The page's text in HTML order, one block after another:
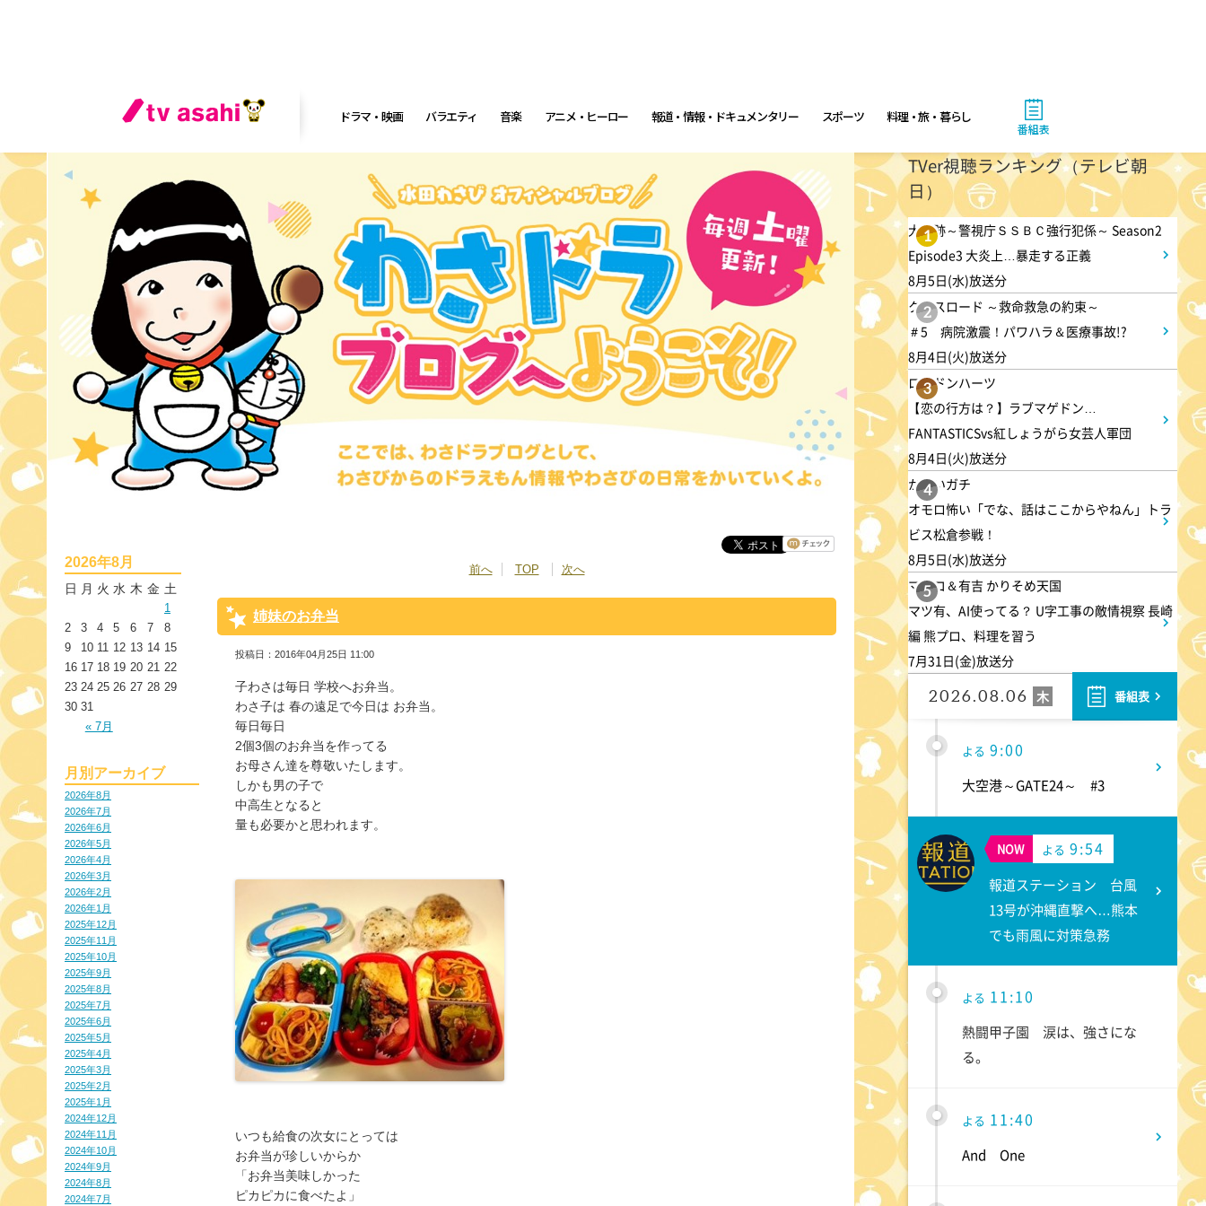
ドラマ・映画 バラエティ 音楽 アニメ・ヒーロー 報道・情報・ドキュメンタリー スポーツ 料理・旅・暮らし
番組表
2026年8月
日 月 火 水 木 金 土
1
2
3 4 5 6 7
8
9
10 11 12 13 14 15
16 17 18 19 20 21 22
23 24 25 26 27 28 29
30 31
« 7月
月別アーカイブ
2026年8月
2026年7月
2026年6月
2026年5月
2026年4月
2026年3月
2026年2月
2026年1月
2025年12月
2025年11月
2025年10月
2025年9月
2025年8月
2025年7月
2025年6月
2025年5月
2025年4月
2025年3月
2025年2月
2025年1月
2024年12月
2024年11月
2024年10月
2024年9月
2024年8月
2024年7月
前へ TOP 次へ
姉妹のお弁当
投稿日：2016年04月25日 11:00
子わさは毎日 学校へお弁当。
わさ子は 春の遠足で今日は お弁当。
毎日毎日
2個3個のお弁当を作ってる
お母さん達を尊敬いたします。
しかも男の子で
中高生となると
量も必要かと思われます。
いつも給食の次女にとっては
お弁当が珍しいからか
「お弁当美味しかった
ピカピカに食べたよ」
TVer視聴ランキング（テレビ朝
日）
1
大追跡～警視庁ＳＳＢＣ強行犯係～ Season2
Episode3 大炎上…暴走する正義
8月5日(水)放送分
2
クロスロード ～救命救急の約束～
＃5 病院激震！パワハラ＆医療事故!?
8月4日(火)放送分
3
ロンドンハーツ
【恋の行方は？】ラブマゲドン…
FANTASTICSvs紅しょうがら女芸人軍団
8月4日(火)放送分
4
かまいガチ
オモロ怖い「でな、話はここからやねん」トラ
ビス松倉参戦！
8月5日(水)放送分
5
マツコ＆有吉 かりそめ天国
マツ有、AI使ってる？ U字工事の敵情視察 長崎
編 熊プロ、料理を習う
7月31日(金)放送分
2026.08.06 木 番組表
ANNニュース
午後 1:55
大空港～GATE24～ #2
午後 2:53
科捜研の女11 #10
午後 3:50
相棒20 #5
午後 4:48
スーパーJチャンネル 井澤健
太朗と森山みなみが<ニュース
のハテナ>を深掘り
よる 7:00
相葉ヒロミのお困りですカ
ー? 2時間SP
よる 9:00
大空港～GATE24～ #3
NOW よる 9:54
報道ステーション 台風
13号が沖縄直撃へ…熊本
でも雨風に対策急務
よる 11:10
熱闘甲子園 涙は、強さにな
る。
よる 11:40
And One